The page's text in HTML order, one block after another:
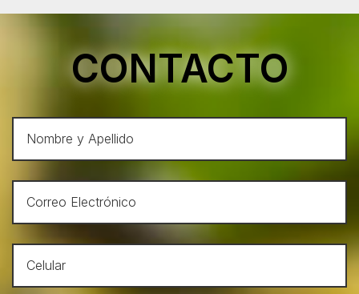
CONTACTO